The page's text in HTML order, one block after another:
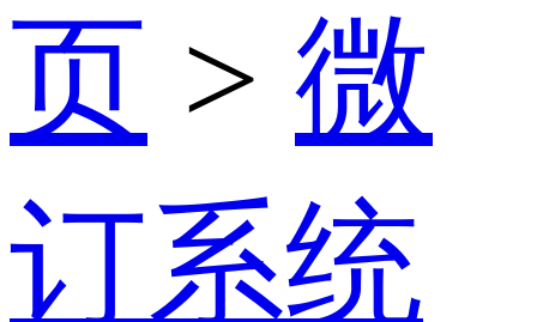
页 > 微
订系统